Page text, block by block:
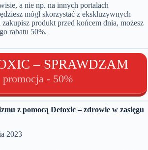
a nie np. na innych portalach
mógł skorzystać z ekskluzywnych
produkt przed końcem dnia, możesz
rabatu 50%.
– SPRAWDZAM
promocja - 50%
z pomocą Detoxic – zdrowie w zasięgu
2023